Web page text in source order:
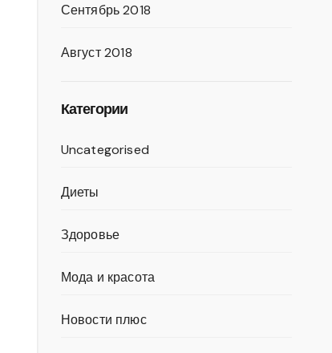
Сентябрь 2018
Август 2018
Категории
Uncategorised
Диеты
Здоровье
Мода и красота
Новости плюс